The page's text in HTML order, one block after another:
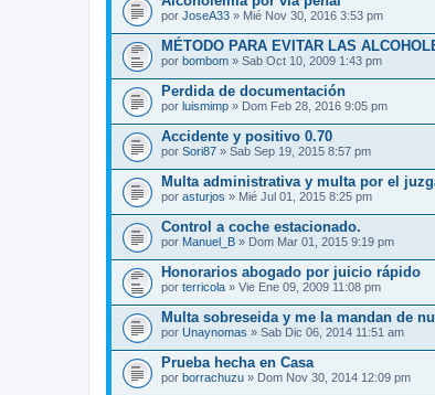
por JoseA33 » Mié Nov 30, 2016 3:53 pm
MÉTODO PARA EVITAR LAS
por bombom » Sab Oct 10, 2009 1:43 pm
Perdida de documentación
por luismimp » Dom Feb 28, 2016 9:05 pm
Accidente y positivo 0.70
por Sori87 » Sab Sep 19, 2015 8:57 pm
Multa administrativa y multa por el
por asturjos » Mié Jul 01, 2015 8:25 pm
Control a coche estacionado.
por Manuel_B » Dom Mar 01, 2015 9:19 pm
Honorarios abogado por juicio rápido
por terricola » Vie Ene 09, 2009 11:08 pm
Multa sobreseida y me la mandan de
por Unaynomas » Sab Dic 06, 2014 11:51 am
Prueba hecha en Casa
por borrachuzu » Dom Nov 30, 2014 12:09 pm